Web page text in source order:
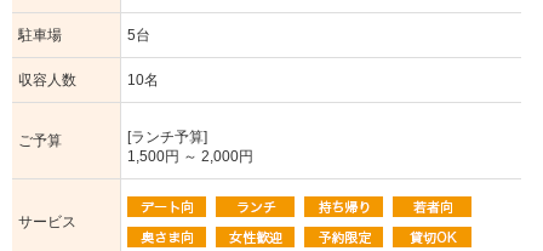
駐車場 5台
収容人数 10名
ご予算
[ランチ予算]
1,500円 ～ 2,000円
サービス